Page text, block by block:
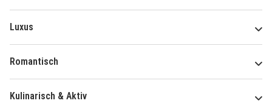
Luxus
Romantisch
Kulinarisch & Aktiv